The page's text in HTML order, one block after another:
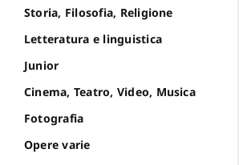
Storia, Filosofia, Religione
Letteratura e linguistica
Junior
Cinema, Teatro, Video, Musica
Fotografia
Opere varie